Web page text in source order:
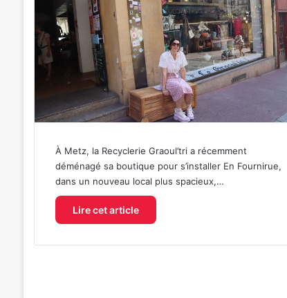
À Metz, la Recyclerie Graoul’tri a récemment
déménagé sa boutique pour s’installer En Fournirue,
dans un nouveau local plus spacieux,…
Lire cet article